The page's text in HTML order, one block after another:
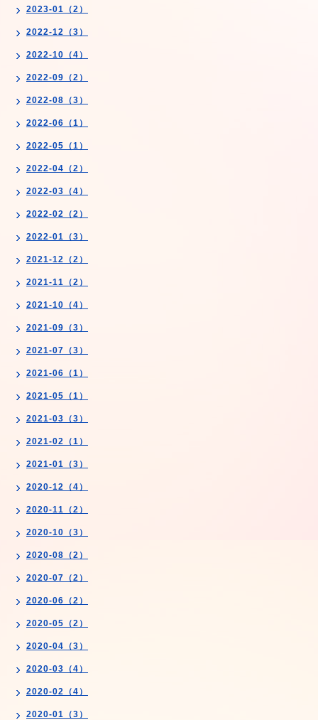
2023-01（2）
2022-12（3）
2022-10（4）
2022-09（2）
2022-08（3）
2022-06（1）
2022-05（1）
2022-04（2）
2022-03（4）
2022-02（2）
2022-01（3）
2021-12（2）
2021-11（2）
2021-10（4）
2021-09（3）
2021-07（3）
2021-06（1）
2021-05（1）
2021-03（3）
2021-02（1）
2021-01（3）
2020-12（4）
2020-11（2）
2020-10（3）
2020-08（2）
2020-07（2）
2020-06（2）
2020-05（2）
2020-04（3）
2020-03（4）
2020-02（4）
2020-01（3）